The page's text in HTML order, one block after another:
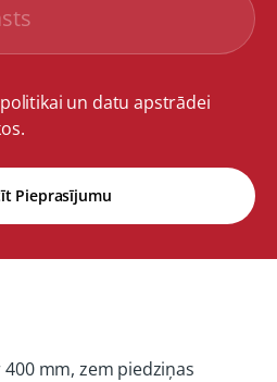
un datu apstrādei
Pieprasījumu
mm, zem piedziņas